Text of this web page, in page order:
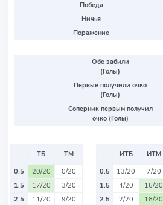
Победа
Ничья
Поражение
Обе забили
(Голы)
Первые получили очко
(Голы)
Соперник первым получил
очко (Голы)
ТБ
ТМ
0.5
20/20
0/20
1.5
17/20
3/20
2.5
11/20
9/20
ИТБ
ИТМ
0.5
13/20
7/20
1.5
4/20
16/20
2.5
2/20
18/20